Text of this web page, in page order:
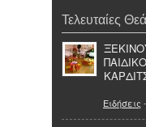
Τελευταίες
Ειδήσεις